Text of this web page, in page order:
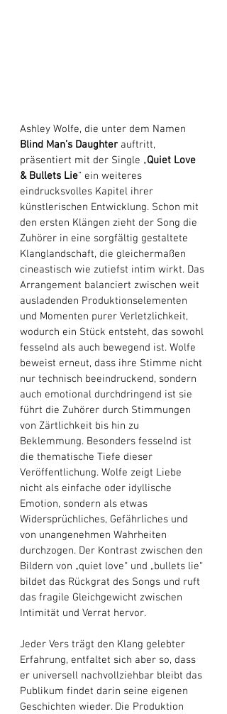
Ashley Wolfe, die unter dem Namen
Blind Man’s Daughter auftritt,
präsentiert mit der Single „Quiet Love
& Bullets Lie“ ein weiteres
eindrucksvolles Kapitel ihrer
künstlerischen Entwicklung. Schon mit
den ersten Klängen zieht der Song die
Zuhörer in eine sorgfältig gestaltete
Klanglandschaft, die gleichermaßen
cineastisch wie zutiefst intim wirkt. Das
Arrangement balanciert zwischen weit
ausladenden Produktionselementen
und Momenten purer Verletzlichkeit,
wodurch ein Stück entsteht, das sowohl
fesselnd als auch bewegend ist. Wolfe
beweist erneut, dass ihre Stimme nicht
nur technisch beeindruckend, sondern
auch emotional durchdringend ist sie
führt die Zuhörer durch Stimmungen
von Zärtlichkeit bis hin zu
Beklemmung. Besonders fesselnd ist
die thematische Tiefe dieser
Veröffentlichung. Wolfe zeigt Liebe
nicht als einfache oder idyllische
Emotion, sondern als etwas
Widersprüchliches, Gefährliches und
von unangenehmen Wahrheiten
durchzogen. Der Kontrast zwischen den
Bildern von „quiet love“ und „bullets lie“
bildet das Rückgrat des Songs und ruft
das fragile Gleichgewicht zwischen
Intimität und Verrat hervor.
Jeder Vers trägt den Klang gelebter
Erfahrung, entfaltet sich aber so, dass
er universell nachvollziehbar bleibt das
Publikum findet darin seine eigenen
Geschichten wieder. Die Produktion